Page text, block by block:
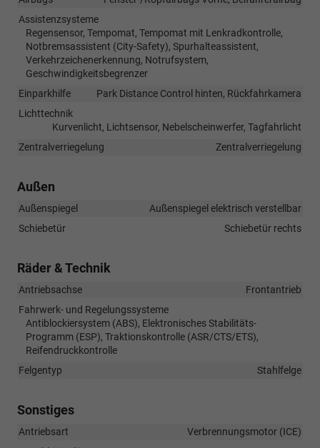
Assistenzsysteme
Regensensor, Tempomat, Tempomat mit Lenkradkontrolle,
Notbremsassistent (City-Safety), Spurhalteassistent,
Verkehrzeichenerkennung, Notrufsystem,
Geschwindigkeitsbegrenzer
Einparkhilfe
Park Distance Control hinten, Rückfahrkamera
Lichttechnik
Kurvenlicht, Lichtsensor, Nebelscheinwerfer, Tagfahrlicht
Zentralverriegelung
Zentralverriegelung
Außen
Außenspiegel
Außenspiegel elektrisch verstellbar
Schiebetür
Schiebetür rechts
Räder & Technik
Antriebsachse
Frontantrieb
Fahrwerk- und Regelungssysteme
Antiblockiersystem (ABS), Elektronisches Stabilitäts-
Programm (ESP), Traktionskontrolle (ASR/CTS/ETS),
Reifendruckkontrolle
Felgentyp
Stahlfelge
Sonstiges
Antriebsart
Verbrennungsmotor (ICE)